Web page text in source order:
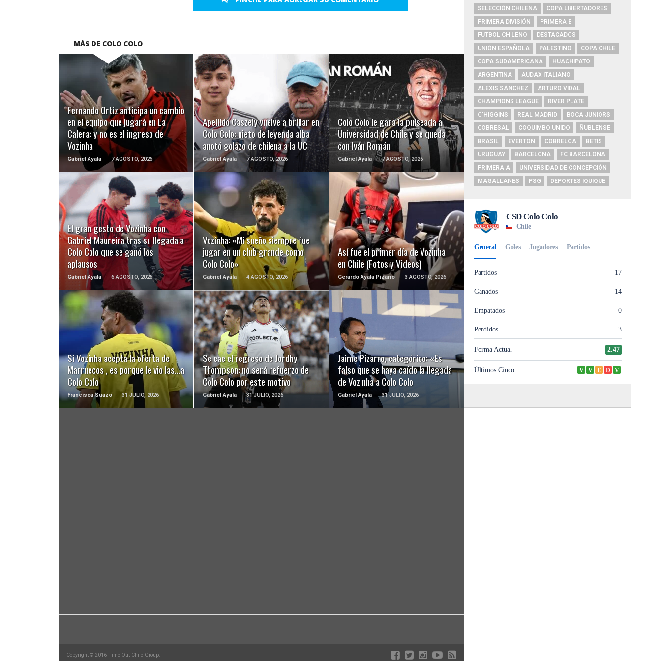
MÁS DE COLO COLO
Fernando Ortiz anticipa un cambio
en el equipo que jugará en La
Calera: y no es el ingreso de
Vozinha
Gabriel Ayala 7 AGOSTO, 2026
LEER MÁS
Apellido Caszely vuelve a brillar en
Colo Colo: nieto de leyenda alba
anotó golazo de chilena a la UC
Gabriel Ayala 7 AGOSTO, 2026
LEER MÁS
Colo Colo le gana la pulseada a
Universidad de Chile y se queda
con Iván Román
Gabriel Ayala 7 AGOSTO, 2026
LEER MÁS
El gran gesto de Vozinha con
Gabriel Maureira tras su llegada a
Colo Colo que se ganó los
aplausos
Gabriel Ayala 6 AGOSTO, 2026
LEER MÁS
Vozinha: «Mi sueño siempre fue
jugar en un club grande como
Colo Colo»
Gabriel Ayala 4 AGOSTO, 2026
LEER MÁS
Así fue el primer día de Vozinha
en Chile (Fotos y Videos)
Gerardo Ayala Pizarro 3 AGOSTO, 2026
LEER MÁS
Si Vozinha acepta la oferta de
Marruecos , es porque le vio las…a
Colo Colo
Francisca Suazo 31 JULIO, 2026
LEER MÁS
Se cae el regreso de Jordhy
Thompson: no será refuerzo de
Colo Colo por este motivo
Gabriel Ayala 31 JULIO, 2026
LEER MÁS
Jaime Pizarro, categórico: «Es
falso que se haya caído la llegada
de Vozinha a Colo Colo
Gabriel Ayala 31 JULIO, 2026
LEER MÁS
SELECCIÓN CHILENA
COPA LIBERTADORES
PRIMERA DIVISIÓN
PRIMERA B
FUTBOL CHILENO
DESTACADOS
UNIÓN ESPAÑOLA
PALESTINO
COPA CHILE
COPA SUDAMERICANA
HUACHIPATO
ARGENTINA
AUDAX ITALIANO
ALEXIS SÁNCHEZ
ARTURO VIDAL
CHAMPIONS LEAGUE
RIVER PLATE
O'HIGGINS
REAL MADRID
BOCA JUNIORS
COBRESAL
COQUIMBO UNIDO
ÑUBLENSE
BRASIL
EVERTON COBRELOA
BETIS
URUGUAY
BARCELONA
FC BARCELONA
PRIMERA A
UNIVERSIDAD DE CONCEPCIÓN
MAGALLANES
PSG DEPORTES IQUIQUE
Copyright © 2016 Time Out Chile Group.